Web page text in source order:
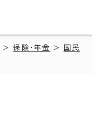
>保険・年金 >
国民